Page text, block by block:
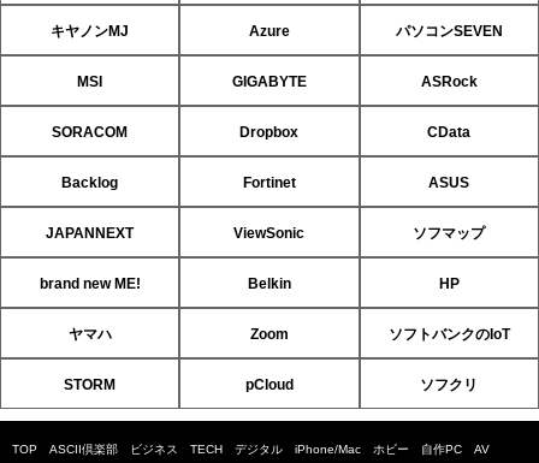
キヤノンMJ Azure パソコンSEVEN
MSI GIGABYTE ASRock
SORACOM Dropbox CData
Backlog Fortinet ASUS
JAPANNEXT ViewSonic ソフマップ
brand new ME! Belkin HP
ヤマハ Zoom ソフトバンクのIoT
STORM pCloud ソフクリ
TOP ASCII倶楽部 ビジネス TECH デジタル iPhone/Mac ホビー 自作PC AV